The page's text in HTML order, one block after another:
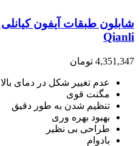
Qianli
4,351,347 تومان
عدم تغییر شکل در دمای بالا
مگنت قوی
تنظیم شدن به طور دقیق
بهبود بهره وری
طراحی بی نظیر
بادوام